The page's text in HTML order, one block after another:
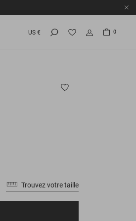
US € 0
Trouvez votre taille